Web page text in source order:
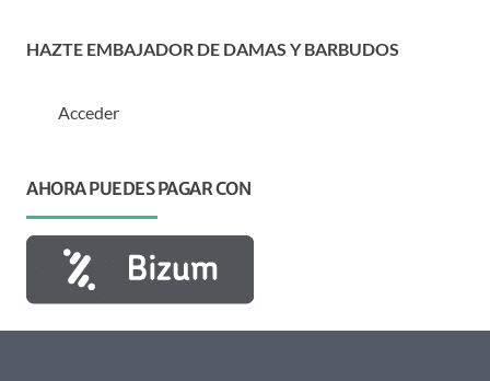
HAZTE EMBAJADOR DE DAMAS Y BARBUDOS
Acceder
AHORA PUEDES PAGAR CON